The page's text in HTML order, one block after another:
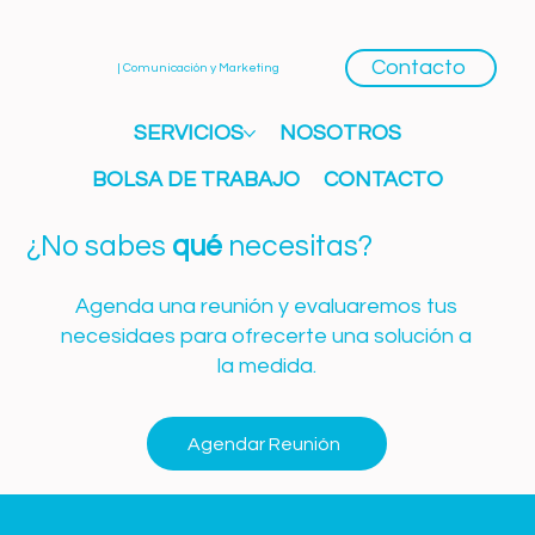
| Comunicación y Marketing
SERVICIOS NOSOTROS
BOLSA DE TRABAJO CONTACTO
Contacto
¿No sabes qué necesitas?
Agenda una reunión y evaluaremos tus
necesidaes para ofrecerte una solución a
la medida.
Agendar Reunión